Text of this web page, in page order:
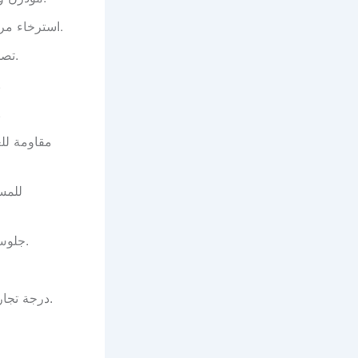
: Comfortable relaxation. استرخاء مريح.
: Ergonomic design. تصميم مريح.
: Balcony seating. جلوس شرفات.
: Commercial grade. درجة تجارية.